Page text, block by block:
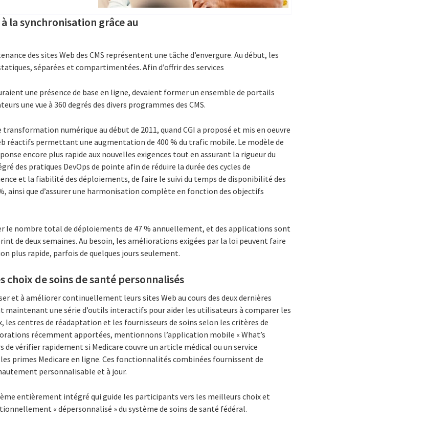
la synchronisation grâce au
des sites Web des CMS représentent une tâche d’envergure. Au début, les
séparées et compartimentées. Afin d’offrir des services
une présence de base en ligne, devaient former un ensemble de portails
une vue à 360 degrés des divers programmes des CMS.
numérique au début de 2011, quand CGI a proposé et mis en oeuvre
réactifs permettant une augmentation de 400 % du trafic mobile. Le modèle de
encore plus rapide aux nouvelles exigences tout en assurant la rigueur du
des pratiques DevOps de pointe afin de réduire la durée des cycles de
et la fiabilité des déploiements, de faire le suivi du temps de disponibilité des
ainsi que d’assurer une harmonisation complète en fonction des objectifs
le nombre total de déploiements de 47 % annuellement, et des applications sont
de deux semaines. Au besoin, les améliorations exigées par la loi peuvent faire
plus rapide, parfois de quelques jours seulement.
choix de soins de santé personnalisés
et à améliorer continuellement leurs sites Web au cours des deux dernières
maintenant une série d’outils interactifs pour aider les utilisateurs à comparer les
les centres de réadaptation et les fournisseurs de soins selon les critères de
récemment apportées, mentionnons l’application mobile « What’s
de vérifier rapidement si Medicare couvre un article médical ou un service
primes Medicare en ligne. Ces fonctionnalités combinées fournissent de
personnalisable et à jour.
entièrement intégré qui guide les participants vers les meilleurs choix et
« dépersonnalisé » du système de soins de santé fédéral.